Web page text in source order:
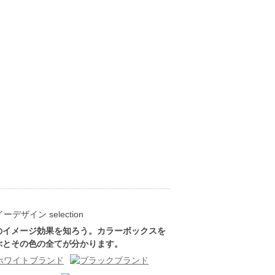
イメージ効果を知ろう。カラーボックスを
とその色の全てが分かります。